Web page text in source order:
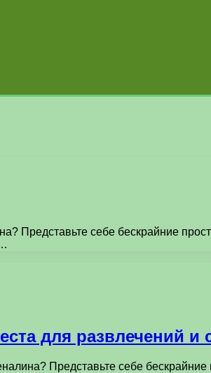
Представьте себе бескрайние
для развлечений и
Представьте себе